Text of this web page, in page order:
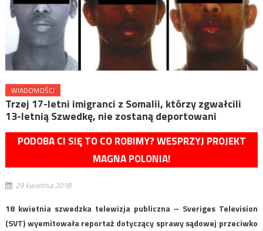
WIADOMOŚCI
Trzej 17-letni imigranci z Somalii, którzy zgwałcili
13-letnią Szwedkę, nie zostaną deportowani
PODOBA CI SIĘ TO CO ROBIMY? WESPRZYJ PROJEKT
MAGNA POLONIA!
29 kwietnia 2018
18 kwietnia szwedzka telewizja publiczna – Sveriges Television
(SVT) wyemitowała reportaż dotyczący sprawy sądowej przeciwko